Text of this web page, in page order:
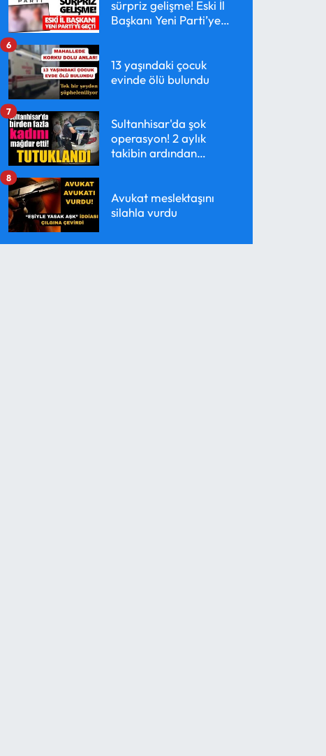
sürpriz gelişme! Eski İl
Başkanı Yeni Parti’ye
13 yaşındaki çocuk
evinde ölü bulundu
6
Sultanhisar'da şok
operasyon! 2 aylık
takibin ardından
7
Avukat meslektaşını
silahla vurdu
8